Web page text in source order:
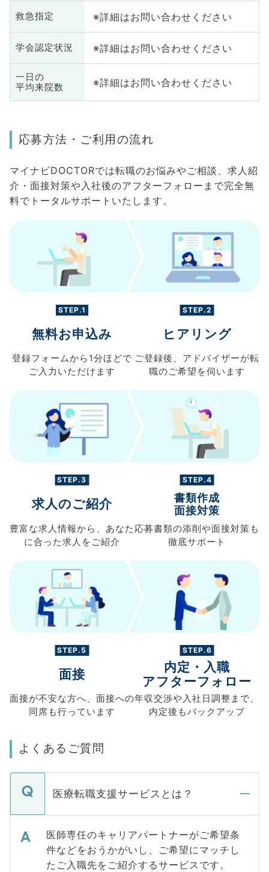
救急指定 ※詳細はお問い合わせください
学会認定状況 ※詳細はお問い合わせください
一日の
平均来院数
※詳細はお問い合わせください
応募方法・ご利用の流れ
マイナビDOCTORでは転職のお悩みやご相談、求人紹
介・面接対策や入社後のアフターフォローまで完全無
料でトータルサポートいたします。
STEP.1
無料お申込み
登録フォームから 1分ほどで
ご入力 いただけます
STEP.2
ヒアリング
ご登録後、 アドバイザーが転
職のご希望を伺います
STEP.3
求人のご紹介
豊富な求人情報から、 あなた
に合った求人を ご紹介
STEP.4
書類作成
面接対策
応募書類の添削や面接対策も
徹底サポート
STEP.5
面接
面接が不安な方へ、 面接への
同席も行っています
STEP.6
内定・入職
アフターフォロー
年収交渉や入社日調整まで、
内定後もバックアップ
よくあるご質問
医療転職支援サービスとは？
医師専任のキャリアパートナーがご希望条
件などをおうかがいし、ご希望にマッチし
たご入職先をご紹介するサービスです。